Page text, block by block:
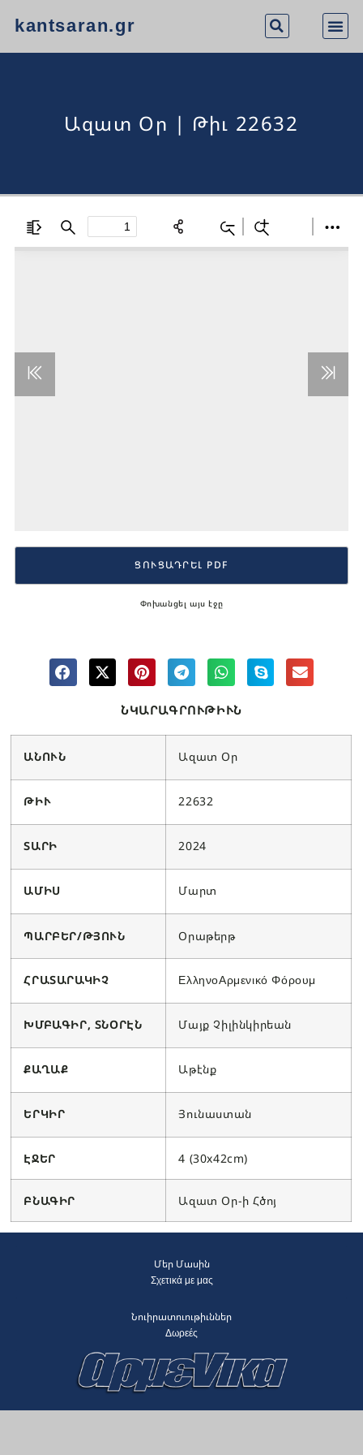
kantsaran.gr
Ազատ Օր | Թիւ 22632
ՆԿԱՐԱԳՐՈՒԹԻՒՆ
ԱՆՈՒՆ Ազատ Օր
ԹԻՒ 22632
ՏԱՐԻ 2024
ԱՄԻՍ Մարտ
ՊԱՐԲԵՐ/ԹՅՈՒՆ Օրաթերթ
ՀՐԱՏԱՐԱԿԻՉ ΕλληνοΑρμενικό Φόρουμ
ԽՄԲԱԳԻՐ, ՏՆՕՐԷՆ Մայք Չիլինկիրեան
ՔԱՂԱՔ Աթէնք
ԵՐԿԻՐ Յունաստան
ԷՋԵՐ 4 (30x42cm)
ԲՆԱԳԻՐ Ազատ Օր-ի Հծոյ
Փոխանցել այս էջը
ՑՈՒՑԱԴՐԵԼ PDF
Մեր Մասին
Σχετικά με μας
Նուիրատուութիւններ
Δωρεές